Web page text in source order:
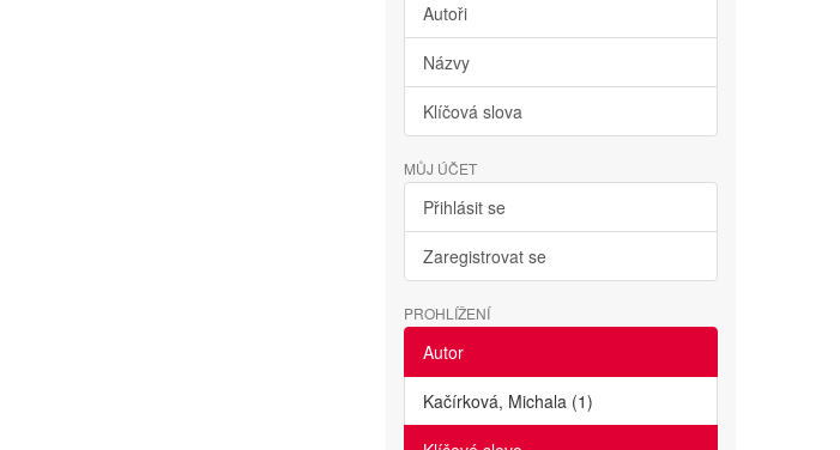
Autoři
Názvy
Klíčová slova
MŮJ ÚČET
Přihlásit se
Zaregistrovat se
PROHLÍŽENÍ
Autor
Kačírková, Michala (1)